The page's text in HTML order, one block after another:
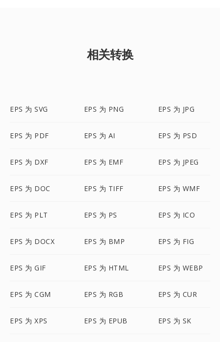
相关转换
EPS 为 SVG EPS 为 PNG EPS 为 JPG
EPS 为 PDF EPS 为 AI EPS 为 PSD
EPS 为 DXF EPS 为 EMF EPS 为 JPEG
EPS 为 DOC EPS 为 TIFF EPS 为 WMF
EPS 为 PLT EPS 为 PS EPS 为 ICO
EPS 为 DOCX EPS 为 BMP EPS 为 FIG
EPS 为 GIF EPS 为 HTML EPS 为 WEBP
EPS 为 CGM EPS 为 RGB EPS 为 CUR
EPS 为 XPS EPS 为 EPUB EPS 为 SK